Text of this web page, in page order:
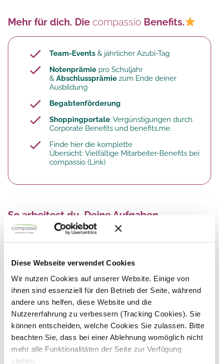
Diese Webseite verwendet Cookies
Wir nutzen Cookies auf unserer Website. Einige von
ihnen sind essenziell für den Betrieb der Seite, während
andere uns helfen, diese Website und die
Nutzererfahrung zu verbessern (Tracking Cookies). Sie
können entscheiden, welche Cookies Sie zulassen. Bitte
beachten Sie, dass bei einer Ablehnung womöglich nicht
mehr alle Funktionalitäten der Seite zur Verfügung
stehen.
Mehr für dich. Die compassio Benefits.
Team-Events & jährlicher Azubi-Tag
Notenprämie pro Schuljahr
& Abschlussprämie zum Ende deiner
Ausbildung
Begabtenförderung
Shoppingportale: Vergünstigungen durch
Corporate Benefits und benefits.me.
Finde hier die komplette
Übersicht: Vielfältige Mitarbeiter-Benefits bei
compassio (Link)​
So arbeitest du. Deine Aufgaben.
Bewohnern und Angehörigen
Dein Job ist verantwortungsvoll! Du
übernimmst Mitverantwortung für die
Einhaltung von Hygiene- und
Unfallverhütungsvorschriften,
ordnungsgemäße Dokumentation
Duunterstützt Bewohner mit Ihren